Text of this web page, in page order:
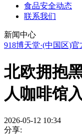
食品安全动态
联系我们
新闻中心
918博天堂·(中国区)
北欧拥抱
人咖啡馆
2026-05-12 10:34
分享: